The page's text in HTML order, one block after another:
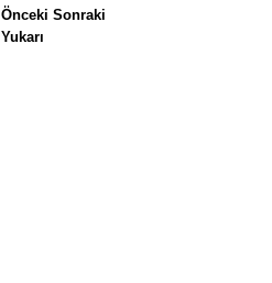
Önceki Sonraki
Yukarı